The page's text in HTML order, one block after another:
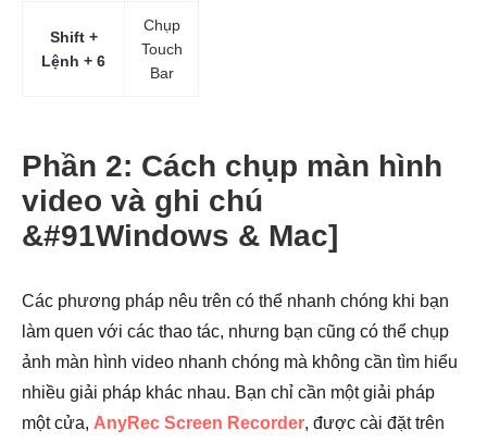
Shift +
Lệnh + 6
Chụp
Touch
Bar
Phần 2: Cách chụp màn hình
video và ghi chú
&#91Windows & Mac]
Các phương pháp nêu trên có thể nhanh chóng khi bạn
làm quen với các thao tác, nhưng bạn cũng có thể chụp
ảnh màn hình video nhanh chóng mà không cần tìm hiểu
nhiều giải pháp khác nhau. Bạn chỉ cần một giải pháp
một cửa, AnyRec Screen Recorder, được cài đặt trên